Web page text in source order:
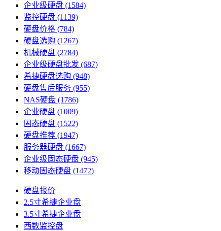
企业级硬盘 (1584)
监控硬盘 (1139)
硬盘价格 (784)
硬盘选购 (1267)
机械硬盘 (2784)
企业级硬盘批发 (687)
希捷硬盘选购 (948)
硬盘售后服务 (955)
NAS硬盘 (1786)
企业硬盘 (1009)
固态硬盘 (1522)
硬盘推荐 (1947)
服务器硬盘 (1667)
企业级固态硬盘 (945)
移动固态硬盘 (1472)
硬盘报价
2.5寸希捷企业盘
3.5寸希捷企业盘
西数监控盘